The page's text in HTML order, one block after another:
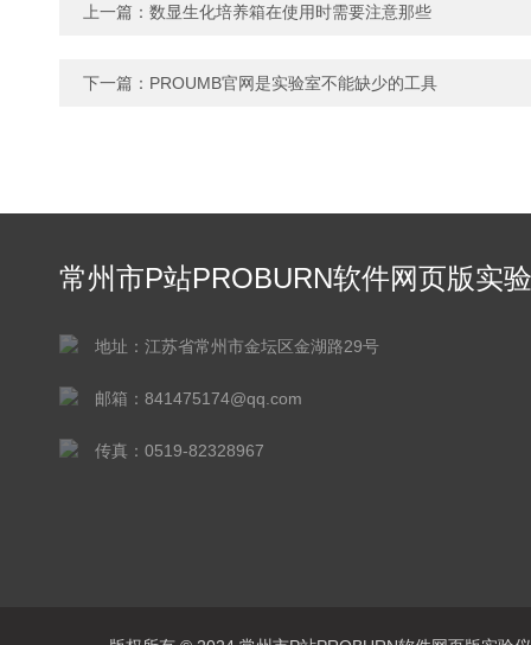
上一篇： 数显生化培养箱在使用时需要注意那些
下一篇： PROUMB官网是实验室不能缺少的工具
常州市P站PROBURN软件网页版实验
地址：江苏省常州市金坛区金湖路29号
邮箱：841475174@qq.com
传真：0519-82328967